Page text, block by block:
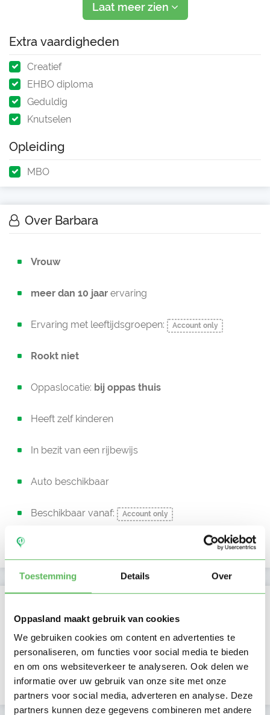
Toestemming Details Over
Oppasland maakt gebruik van cookies
We gebruiken cookies om content en advertenties te
personaliseren, om functies voor social media te bieden
en om ons websiteverkeer te analyseren. Ook delen we
informatie over uw gebruik van onze site met onze
partners voor social media, adverteren en analyse. Deze
partners kunnen deze gegevens combineren met andere
De eerste kindjes gaan nu naar school
Laat meer zien
Extra vaardigheden
Creatief
EHBO diploma
Geduldig
Knutselen
Opleiding
MBO
Over Barbara
Vrouw
meer dan 10 jaar ervaring
Ervaring met leeftijdsgroepen: Account only
Rookt niet
Oppaslocatie: bij oppas thuis
Heeft zelf kinderen
In bezit van een rijbewijs
Auto beschikbaar
Beschikbaar vanaf: Account only
Barbara heeft nog geen
aangegeven.
Ochtend
Namiddag
Nacht
NIEUW